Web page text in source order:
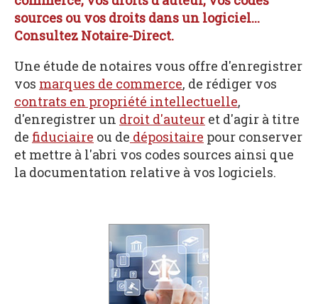
sources ou vos droits dans un logiciel...
Consultez Notaire-Direct.
Une étude de notaires vous offre d'enregistrer
vos marques de commerce, de rédiger vos
contrats en propriété intellectuelle,
d'enregistrer un droit d'auteur et d'agir à titre
de fiduciaire ou de dépositaire pour conserver
et mettre à l'abri vos codes sources ainsi que
la documentation relative à vos logiciels.